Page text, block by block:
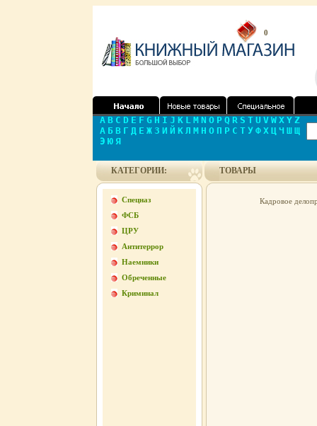
0
A B C D E F G H I J K L M N O P Q R S T U V W X Y Z
А Б В Г Д Е Ж З И Й К Л М Н О П Р С Т У Ф Х Ц Ч Ш Щ
Э Ю Я
КАТЕГОРИИ:
Спецназ
ФСБ
ЦРУ
Антитеррор
Наемники
Обреченные
Криминал
ТОВАРЫ
Кадровое